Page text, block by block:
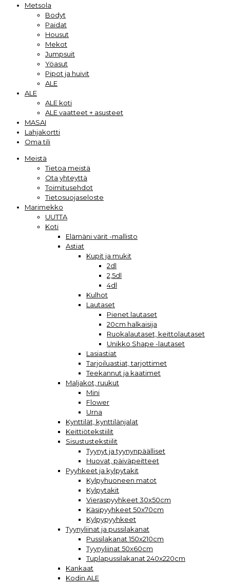
Metsola
Bodyt
Paidat
Housut
Mekot
Jumpsuit
Yöasut
Pipot ja huivit
ALE
ALE
ALE koti
ALE vaatteet + asusteet
MASAI
Lahjakortti
Oma tili
Meistä
Tietoa meistä
Ota yhteyttä
Toimitusehdot
Tietosuojaseloste
Marimekko
UUTTA
Koti
Elämäni värit -mallisto
Astiat
Kupit ja mukit
2dl
2,5dl
4dl
Kulhot
Lautaset
Pienet lautaset
20cm halkaisija
Ruokalautaset, keittolautaset
Unikko Shape -lautaset
Lasiastiat
Tarjoiluastiat, tarjottimet
Teekannut ja kaatimet
Maljakot, ruukut
Mini
Flower
Urna
Kynttilät, kynttilänjalat
Keittiötekstiilit
Sisustustekstiilit
Tyynyt ja tyynynpäälliset
Huovat, päiväpeitteet
Pyyhkeet ja kylpytakit
Kylpyhuoneen matot
Kylpytakit
Vieraspyyhkeet 30x50cm
Käsipyyhkeet 50x70cm
Kylpypyyhkeet
Tyynyliinat ja pussilakanat
Pussilakanat 150x210cm
Tyynyliinat 50x60cm
Tuplapussilakanat 240x220cm
Kankaat
Kodin ALE